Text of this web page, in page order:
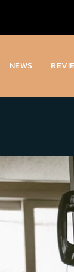
NEWS